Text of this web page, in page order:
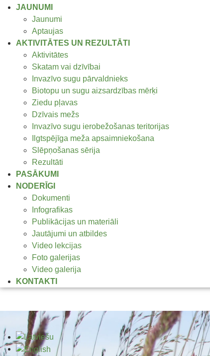
JAUNUMI
Jaunumi
Aptaujas
AKTIVITĀTES UN REZULTĀTI
Aktivitātes
Skatam vai dzīvībai
Invazīvo sugu pārvaldnieks
Biotopu un sugu aizsardzības mērķi
Ziedu pļavas
Dzīvais mežs
Invazīvo sugu ierobežošanas teritorijas
Ilgtspējīga meža apsaimniekošana
Slēpņošanas sērija
Rezultāti
PASĀKUMI
NODERĪGI
Dokumenti
Infografikas
Publikācijas un materiāli
Jautājumi un atbildes
Video lekcijas
Foto galerijas
Video galerija
KONTAKTI